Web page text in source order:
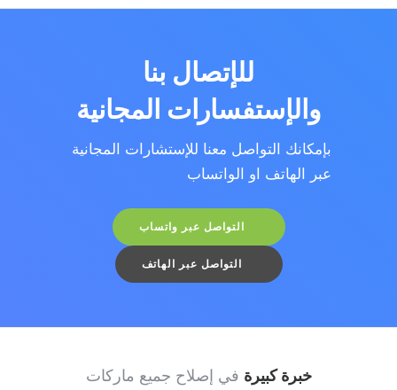
للإتصال بنا
والإستفسارات المجانية
بإمكانك التواصل معنا للإستشارات المجانية
عبر الهاتف او الواتساب
التواصل عبر واتساب
التواصل عبر الهاتف
خبرة كبيرة في إصلاح جميع ماركات